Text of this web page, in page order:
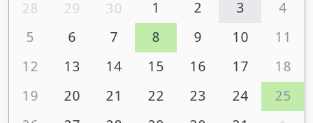
28 29 30 1 2 3
4
5
6 7 8 9 10
11
12
13 14 15 16 17
18
19
20 21 22 23 24
25